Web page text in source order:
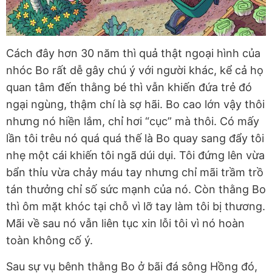
Cách đây hơn 30 năm thì quả thật ngoại hình của
nhóc Bo rất dễ gây chú ý với người khác, kể cả họ
quan tâm đến thằng bé thì vẫn khiến đứa trẻ đó
ngại ngùng, thậm chí là sợ hãi. Bo cao lớn vậy thôi
nhưng nó hiền lắm, chỉ hơi “cục” mà thôi. Có mấy
lần tôi trêu nó quá quá thế là Bo quay sang đẩy tôi
nhẹ một cái khiến tôi ngã dúi dụi. Tôi đứng lên vừa
bẩn thỉu vừa chảy máu tay nhưng chỉ mãi trầm trồ
tán thưởng chỉ số sức mạnh của nó. Còn thằng Bo
thì ôm mặt khóc tại chỗ vì lỡ tay làm tôi bị thương.
Mãi về sau nó vẫn liên tục xin lỗi tôi vì nó hoàn
toàn không cố ý.
Sau sự vụ bênh thằng Bo ở bãi đá sông Hồng đó,